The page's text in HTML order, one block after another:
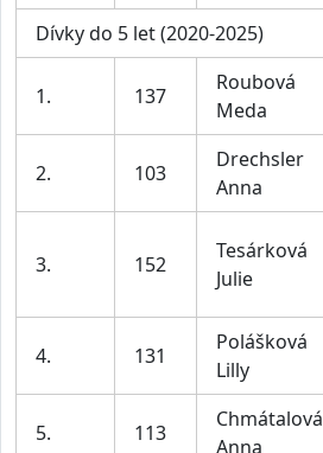
Dívky do 5 let (2020-2025)
1. 137
Roubová
Meda
2. 103
Drechsler
Anna
3. 152
Tesárková
Julie
4. 131
Polášková
Lilly
5. 113
Chmátalová
Anna